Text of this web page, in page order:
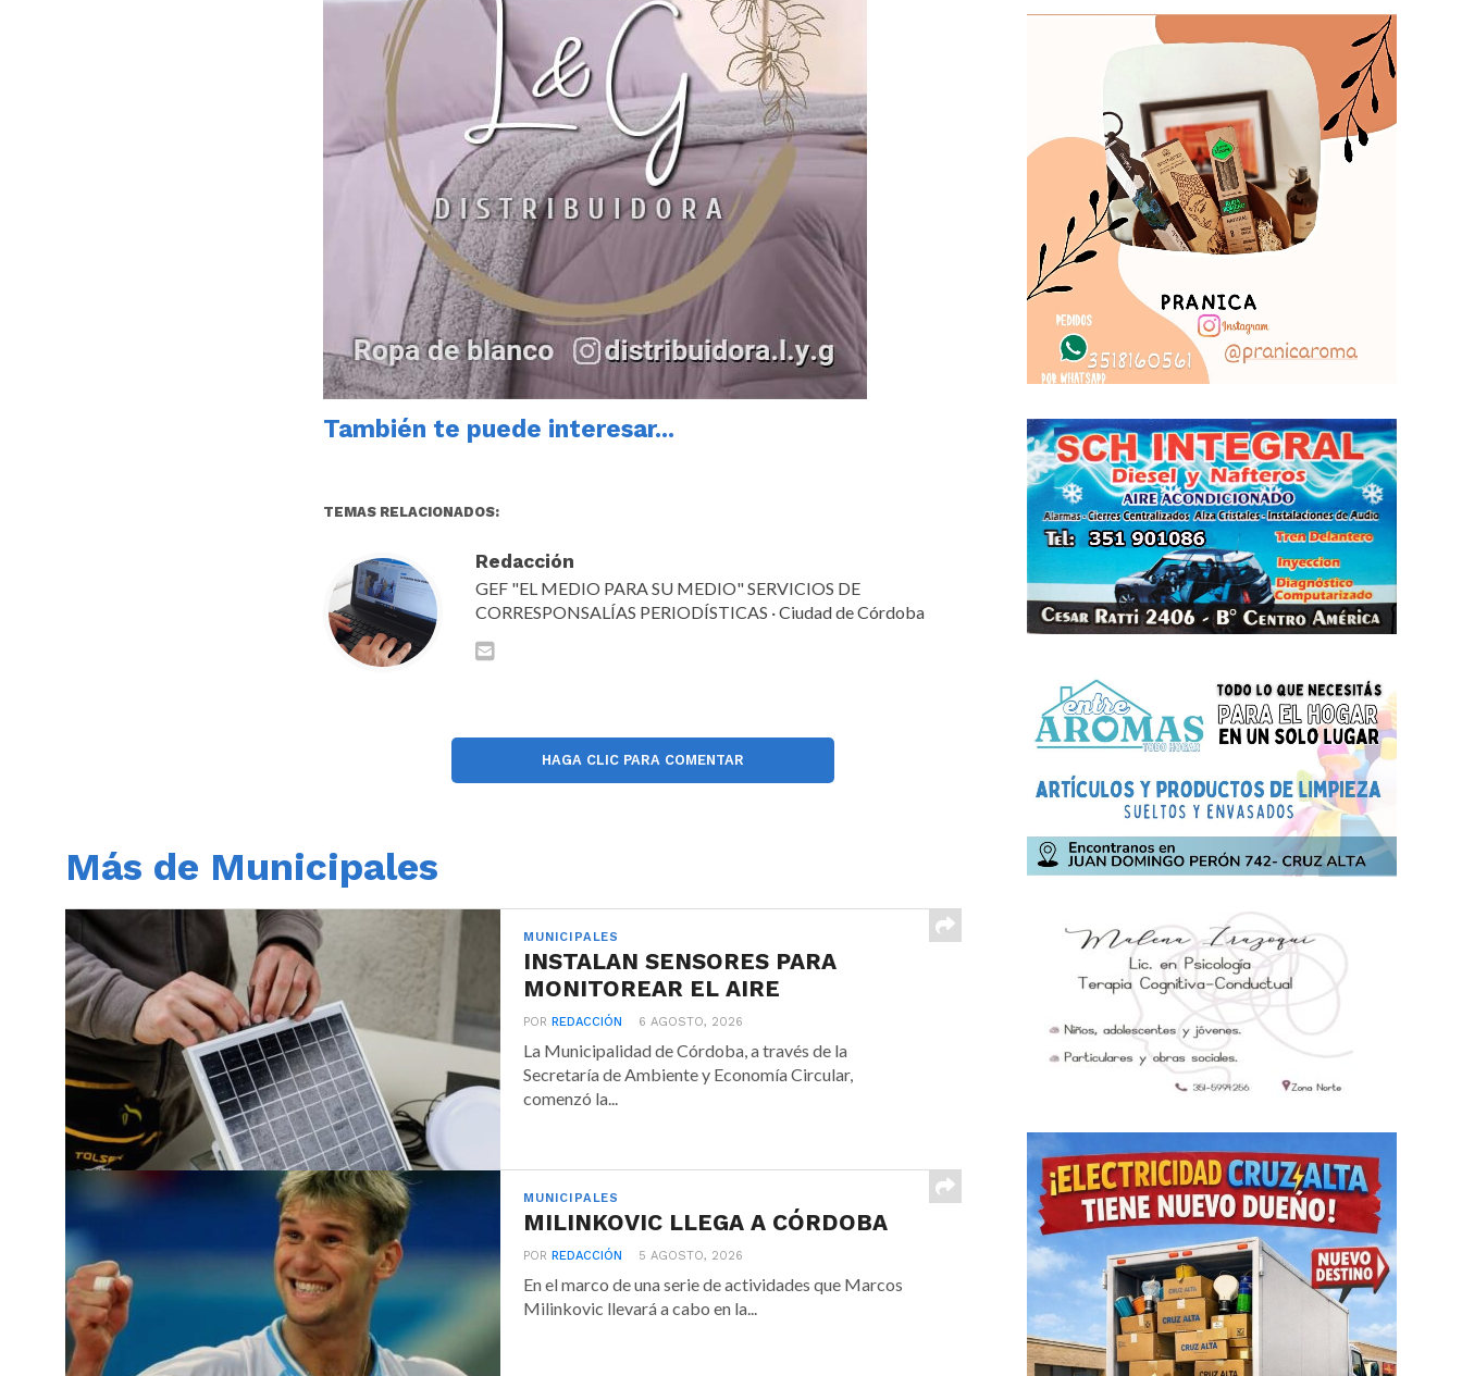
También te puede interesar...
TEMAS RELACIONADOS:
Redacción
GEF "EL MEDIO PARA SU MEDIO" SERVICIOS DE
CORRESPONSALÍAS PERIODÍSTICAS · Ciudad de Córdoba
HAGA CLIC PARA COMENTAR
Más de Municipales
MUNICIPALES
INSTALAN SENSORES PARA
MONITOREAR EL AIRE
POR REDACCIÓN 6 AGOSTO, 2026
La Municipalidad de Córdoba, a través de la
Secretaría de Ambiente y Economía Circular,
comenzó la...
MUNICIPALES
MILINKOVIC LLEGA A CÓRDOBA
POR REDACCIÓN 5 AGOSTO, 2026
En el marco de una serie de actividades que Marcos
Milinkovic llevará a cabo en la...